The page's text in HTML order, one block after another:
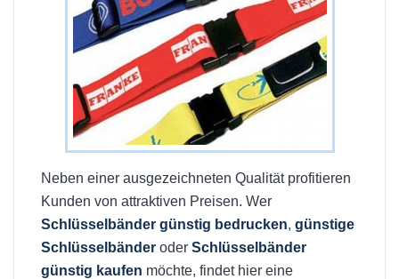
Neben einer ausgezeichneten Qualität profitieren
Kunden von attraktiven Preisen. Wer
Schlüsselbänder günstig bedrucken, günstige
Schlüsselbänder oder Schlüsselbänder
günstig kaufen möchte, findet hier eine